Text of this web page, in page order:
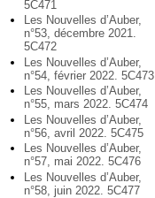
5C471
Les Nouvelles d’Auber,
n°53, décembre 2021.
5C472
Les Nouvelles d’Auber,
n°54, février 2022. 5C473
Les Nouvelles d’Auber,
n°55, mars 2022. 5C474
Les Nouvelles d’Auber,
n°56, avril 2022. 5C475
Les Nouvelles d’Auber,
n°57, mai 2022. 5C476
Les Nouvelles d’Auber,
n°58, juin 2022. 5C477